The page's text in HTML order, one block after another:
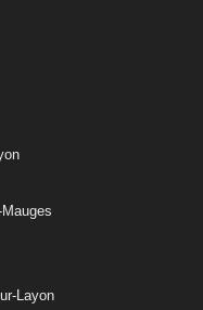
Layon